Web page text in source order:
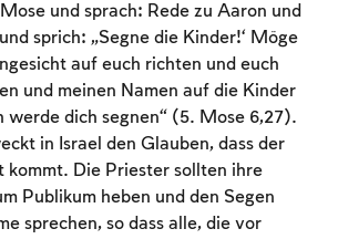
und sprach: Rede zu Aaron und
sprich: ‚Segne die Kinder!‘ Möge
auf euch richten und euch
und meinen Namen auf die Kinder
werde dich segnen“ (5. Mose 6,27).
in Israel den Glauben, dass der
kommt. Die Priester sollten ihre
Publikum heben und den Segen
sprechen, so dass alle, die vor